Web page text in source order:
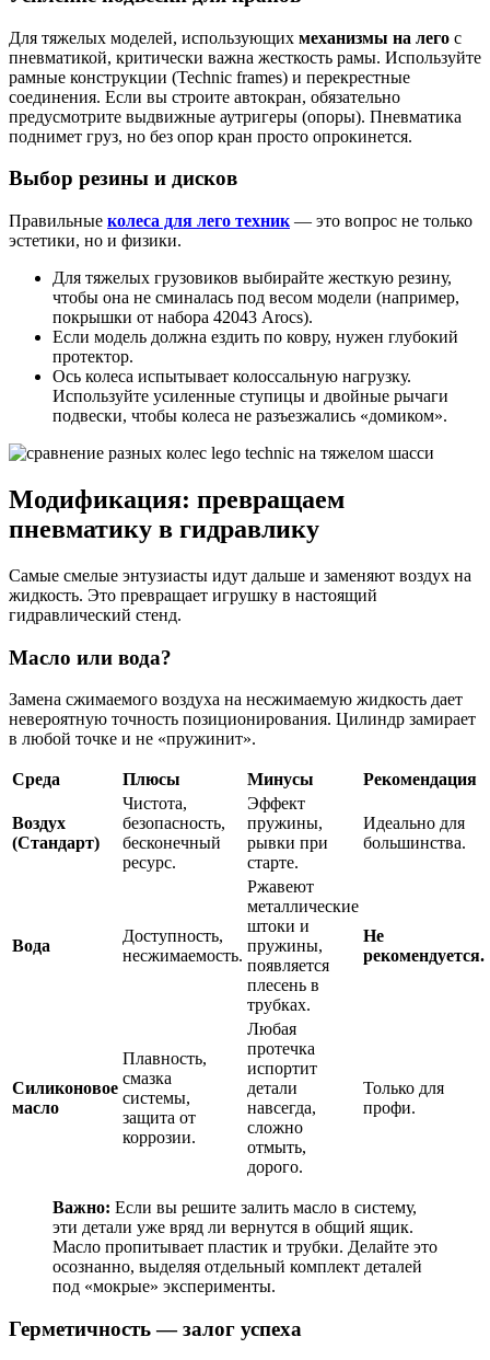
Для тяжелых моделей, использующих механизмы на лего с
пневматикой, критически важна жесткость рамы. Используйте
рамные конструкции (Technic frames) и перекрестные
соединения. Если вы строите автокран, обязательно
предусмотрите выдвижные аутригеры (опоры). Пневматика
поднимет груз, но без опор кран просто опрокинется.
Выбор резины и дисков
Правильные колеса для лего техник — это вопрос не только
эстетики, но и физики.
Для тяжелых грузовиков выбирайте жесткую резину,
чтобы она не сминалась под весом модели (например,
покрышки от набора 42043 Arocs).
Если модель должна ездить по ковру, нужен глубокий
протектор.
Ось колеса испытывает колоссальную нагрузку.
Используйте усиленные ступицы и двойные рычаги
подвески, чтобы колеса не разъезжались «домиком».
Модификация: превращаем
пневматику в гидравлику
Самые смелые энтузиасты идут дальше и заменяют воздух на
жидкость. Это превращает игрушку в настоящий
гидравлический стенд.
Масло или вода?
Замена сжимаемого воздуха на несжимаемую жидкость дает
невероятную точность позиционирования. Цилиндр замирает
в любой точке и не «пружинит».
Среда Плюсы Минусы Рекомендация
Воздух
(Стандарт)
Чистота,
безопасность,
бесконечный
ресурс.
Эффект
пружины,
рывки при
старте.
Идеально для
большинства.
Вода
Доступность,
несжимаемость.
Ржавеют
металлические
штоки и
пружины,
появляется
плесень в
трубках.
Не
рекомендуется.
Силиконовое
масло
Плавность,
смазка
системы,
защита от
коррозии.
Любая
протечка
испортит
детали
навсегда,
сложно
отмыть,
дорого.
Только для
профи.
Важно: Если вы решите залить масло в систему,
эти детали уже вряд ли вернутся в общий ящик.
Масло пропитывает пластик и трубки. Делайте это
осознанно, выделяя отдельный комплект деталей
под «мокрые» эксперименты.
Герметичность — залог успеха